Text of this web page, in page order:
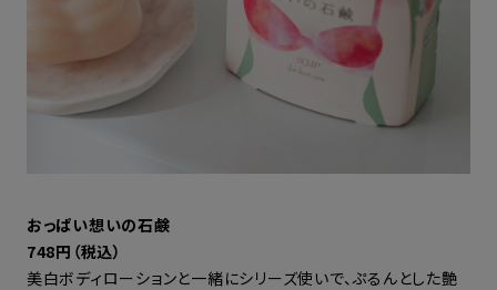
おっぱい想いの石鹸
748円（税込）
美白ボディローションと一緒にシリーズ使いで、ぷるんとした艶